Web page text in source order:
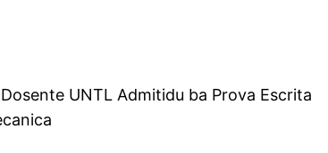
UNTL Admitidu ba Prova Escrita